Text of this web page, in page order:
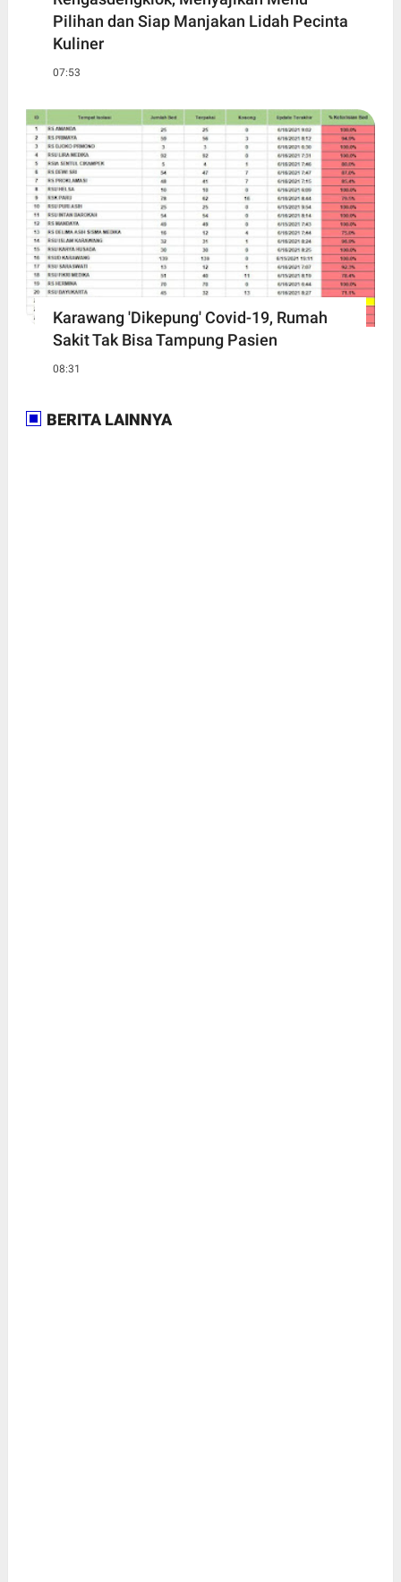
Pilihan dan Siap Manjakan Lidah Pecinta
Kuliner
07:53
Karawang 'Dikepung' Covid-19, Rumah
Sakit Tak Bisa Tampung Pasien
08:31
BERITA LAINNYA